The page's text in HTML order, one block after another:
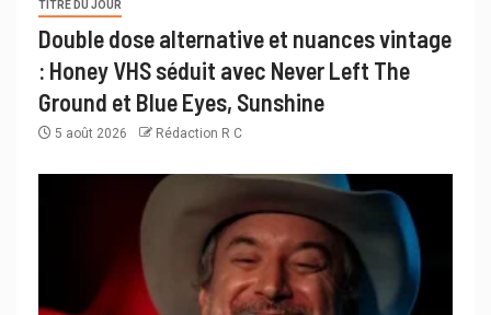
TITRE DU JOUR
Double dose alternative et nuances vintage
: Honey VHS séduit avec Never Left The
Ground et Blue Eyes, Sunshine
5 août 2026 Rédaction R C